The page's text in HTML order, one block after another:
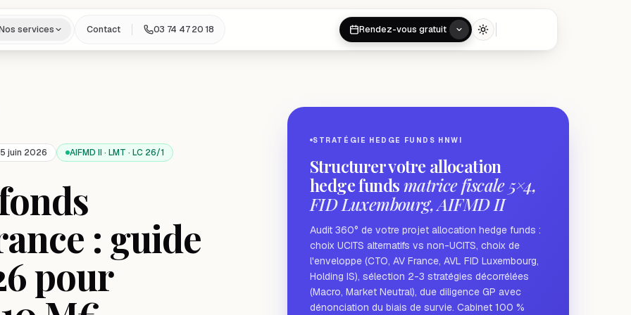
services Contact 03 74 47 20 18 Rendez-vous gratuit Toggle theme
juin 2026 AIFMD II · LMT · LC 26/1
: guide
pour
STRATÉGIE HEDGE FUNDS HNWI
Structurer votre allocation
hedge funds matrice fiscale 5×4,
FID Luxembourg, AIFMD II
Audit 360° de votre projet allocation hedge funds :
choix UCITS alternatifs vs non-UCITS, choix de
l'enveloppe (CTO, AV France, AVL FID Luxembourg,
Holding IS), sélection 2-3 stratégies décorrélées
(Macro, Market Neutral), due diligence GP avec
dénonciation du biais de survie. Cabinet 100 %